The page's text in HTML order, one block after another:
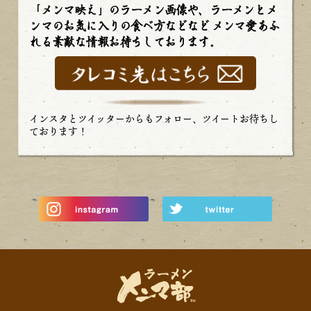
「メンマ映え」のラーメン画像や、ラーメンとメ
ンマのお気に入りの食べ方などなど メンマ愛あふ
れる素敵な情報お待ちしております。
インスタとツイッターからもフォロー、ツイートお待ちし
ております！